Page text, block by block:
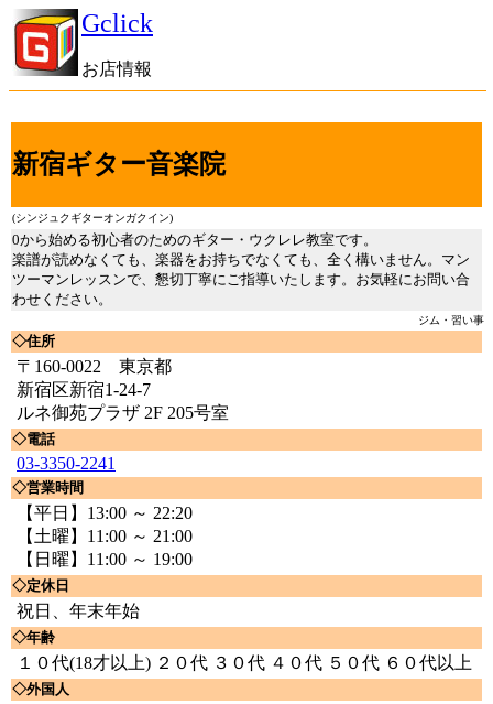
Gclick
お店情報
新宿ギター音楽院
(シンジュクギターオンガクイン)
0から始める初心者のためのギター・ウクレレ教室です。
楽譜が読めなくても、楽器をお持ちでなくても、全く構いません。マン
ツーマンレッスンで、懇切丁寧にご指導いたします。お気軽にお問い合
わせください。
ジム・習い事
◇住所
〒160-0022 東京都
新宿区新宿1-24-7
ルネ御苑プラザ 2F 205号室
◇電話
03-3350-2241
◇営業時間
【平日】13:00 ～ 22:20
【土曜】11:00 ～ 21:00
【日曜】11:00 ～ 19:00
◇定休日
祝日、年末年始
◇年齢
１０代(18才以上) ２０代 ３０代 ４０代 ５０代 ６０代以上
◇外国人